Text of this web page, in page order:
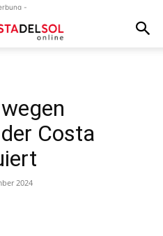
-
Costa
2024